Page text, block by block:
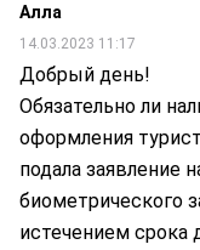
Алла
14.03.2023 11:17
Добрый день!
Обязательно ли
оформления
подала заявление
биометрического
истечением срока